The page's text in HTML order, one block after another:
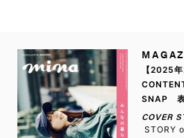
【2025
SNAP 表
COVER
STORY